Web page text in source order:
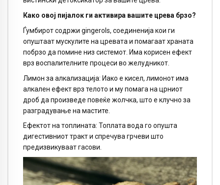
Како овој пијалок ги активира вашите црева брзо?
Ѓумбирот содржи gingerols, соединенија кои ги
опуштаат мускулите на цревата и помагаат храната
побрзо да помине низ системот. Има корисен ефект
врз воспалителните процеси во желудникот.
Лимон за алкализација: Иако е кисел, лимонот има
алкален ефект врз телото и му помага на црниот
дроб да произведе повеќе жолчка, што е клучно за
разградување на мастите.
Ефектот на топлината: Топлата вода го опушта
дигестивниот тракт и спречува грчеви што
предизвикуваат гасови.